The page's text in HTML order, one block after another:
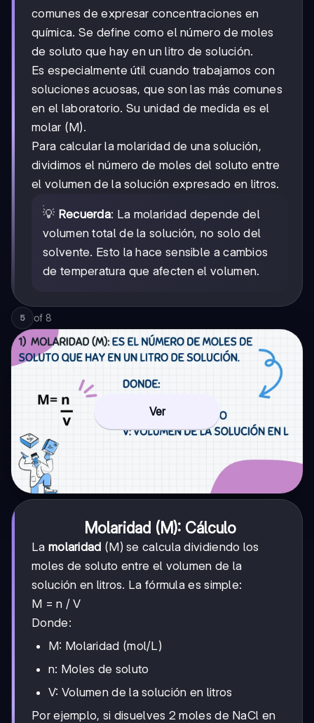
comunes de expresar concentraciones en
química. Se define como el número de moles
de soluto que hay en un litro de solución.
Es especialmente útil cuando trabajamos con
soluciones acuosas, que son las más comunes
en el laboratorio. Su unidad de medida es el
molar (M).
Para calcular la molaridad de una solución,
dividimos el número de moles del soluto entre
el volumen de la solución expresado en litros.
💡 Recuerda: La molaridad depende del
volumen total de la solución, no solo del
solvente. Esto la hace sensible a cambios
de temperatura que afecten el volumen.
5 of 8
Ver
Molaridad (M): Cálculo
La molaridad (M) se calcula dividiendo los
moles de soluto entre el volumen de la
solución en litros. La fórmula es simple:
M = n / V
Donde:
M: Molaridad (mol/L)
n: Moles de soluto
V: Volumen de la solución en litros
Por ejemplo, si disuelves 2 moles de NaCl en